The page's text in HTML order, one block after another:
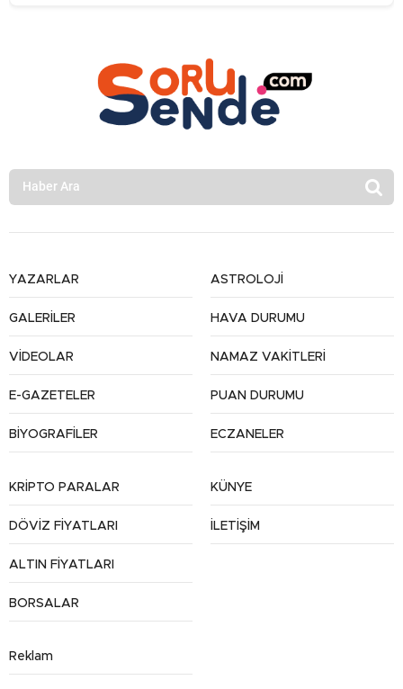
YAZARLAR
GALERİLER
VİDEOLAR
E-GAZETELER
BİYOGRAFİLER
ASTROLOJİ
HAVA DURUMU
NAMAZ VAKİTLERİ
PUAN DURUMU
ECZANELER
KRİPTO PARALAR
DÖVİZ FİYATLARI
ALTIN FİYATLARI
BORSALAR
KÜNYE
İLETİŞİM
Reklam